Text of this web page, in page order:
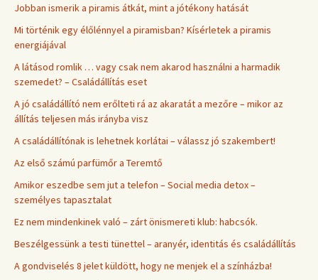
Jobban ismerik a piramis átkát, mint a jótékony hatását
Mi történik egy élőlénnyel a piramisban? Kísérletek a piramis
energiájával
A látásod romlik … vagy csak nem akarod használni a harmadik
szemedet? – Családállítás eset
A jó családállító nem erőlteti rá az akaratát a mezőre – mikor az
állítás teljesen más irányba visz
A családállítónak is lehetnek korlátai – válassz jó szakembert!
Az első számú parfümőr a Teremtő
Amikor eszedbe sem jut a telefon – Social media detox –
személyes tapasztalat
Ez nem mindenkinek való – zárt önismereti klub: habcsók.
Beszélgessünk a testi tünettel – aranyér, identitás és családállítás
A gondviselés 8 jelet küldött, hogy ne menjek el a színházba!